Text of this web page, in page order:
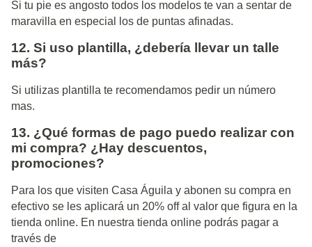
Si tu pie es angosto todos los modelos te van a sentar de
maravilla en especial los de puntas afinadas.
12. Si uso plantilla, ¿debería llevar un talle
más?
Si utilizas plantilla te recomendamos pedir un número
mas.
13. ¿Qué formas de pago puedo realizar con
mi compra? ¿Hay descuentos,
promociones?
Para los que visiten Casa Águila y abonen su compra en
efectivo se les aplicará un 20% off al valor que figura en la
tienda online. En nuestra tienda online podrás pagar a
través de